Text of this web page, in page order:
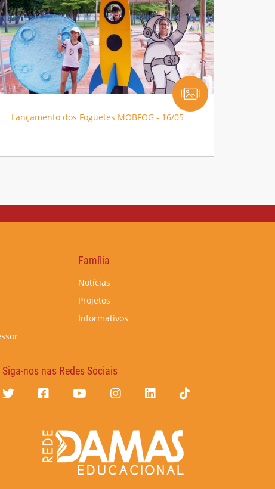
Lançamento dos Foguetes MOBFOG - 16/05
Família
Notícias
Projetos
Informativos
Siga-nos nas Redes Sociais